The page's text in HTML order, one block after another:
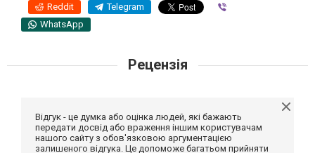
Reddit Telegram
WhatsApp
Рецензія
Відгук - це думка або оцінка людей, які бажають
передати досвід або враження іншим користувачам
нашого сайту з обов'язковою аргументацією
залишеного відгука. Це допоможе багатьом прийняти